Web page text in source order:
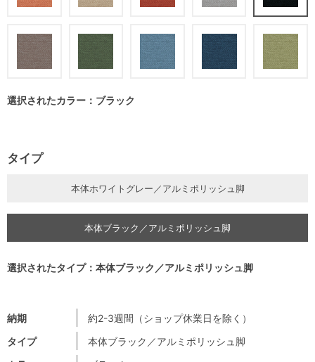
納期
約2-3週間（ショップ休業日を除く）
タイプ
本体ブラック／アルミポリッシュ脚
選択されたカラー：ブラック
タイプ
本体ホワイトグレー／アルミポリッシュ脚
本体ブラック／アルミポリッシュ脚
選択されたタイプ：本体ブラック／アルミポリッシュ脚